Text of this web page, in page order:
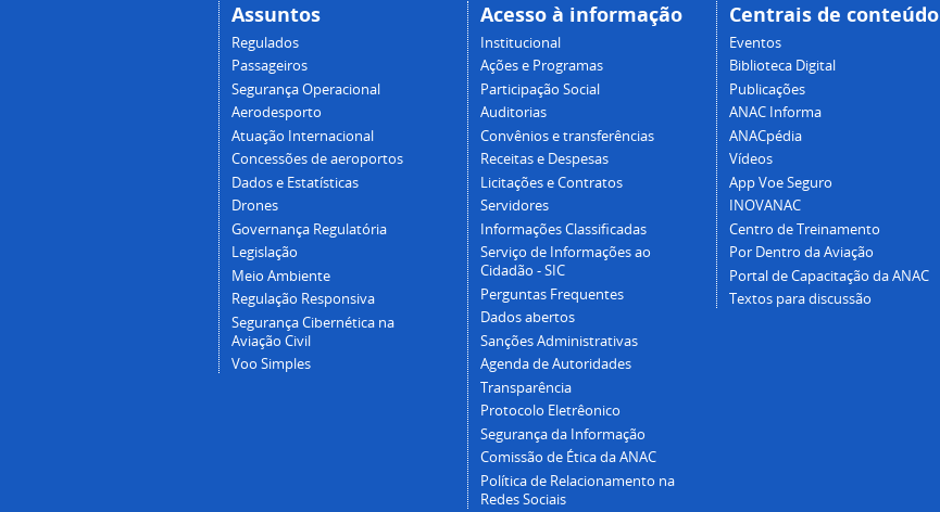
Assuntos
Regulados
Passageiros
Segurança Operacional
Aerodesporto
Atuação Internacional
Concessões de aeroportos
Dados e Estatísticas
Drones
Governança Regulatória
Legislação
Meio Ambiente
Regulação Responsiva
Segurança Cibernética na
Aviação Civil
Voo Simples
Acesso à informação
Institucional
Ações e Programas
Participação Social
Auditorias
Convênios e transferências
Receitas e Despesas
Licitações e Contratos
Servidores
Informações Classificadas
Serviço de Informações ao
Cidadão - SIC
Perguntas Frequentes
Dados abertos
Sanções Administrativas
Agenda de Autoridades
Transparência
Protocolo Eletrêonico
Segurança da Informação
Comissão de Ética da ANAC
Política de Relacionamento na
Redes Sociais
Centrais de conteúdo
Eventos
Biblioteca Digital
Publicações
ANAC Informa
ANACpédia
Vídeos
App Voe Seguro
INOVANAC
Centro de Treinamento
Por Dentro da Aviação
Portal de Capacitação da ANAC
Textos para discussão